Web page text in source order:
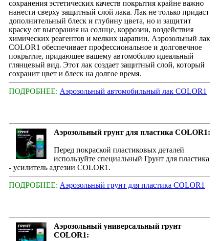
сохранения эстетических качеств покрытия крайне важно
нанести сверху защитный слой лака. Лак не только придаст
дополнительный блеск и глубину цвета, но и защитит
краску от выгорания на солнце, коррозии, воздействия
химических реагентов и мелких царапин. Аэрозольный лак
COLOR1 обеспечивает профессиональное и долговечное
покрытие, придающее вашему автомобилю идеальный
глянцевый вид. Этот лак создает защитный слой, который
сохранит цвет и блеск на долгое время.
ПОДРОБНЕЕ: Аэрозольный автомобильный лак COLOR1
Аэрозольный грунт для пластика COLOR1:
Перед покраской пластиковых деталей
используйте специальный Грунт для пластика
- усилитель адгезии COLOR1.
ПОДРОБНЕЕ: Аэрозольный грунт для пластика COLOR1
Аэрозольный универсальный грунт
COLOR1: